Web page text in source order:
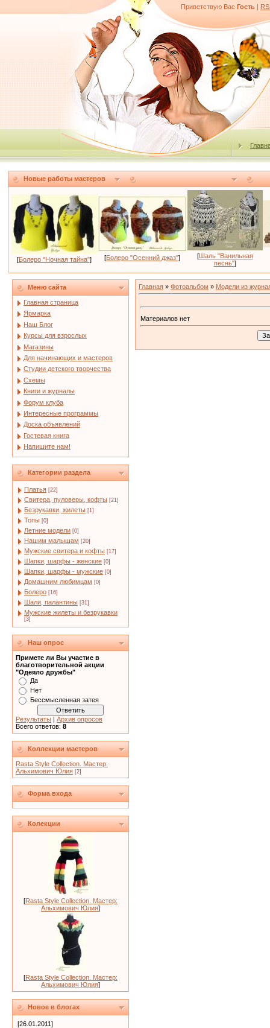
Приветствую Вас Гость |
Новые работы мастеров
[Болеро "Ночная тайна"] [Болеро "Осенний джаз"] [Шаль "Ванильная
песнь"]
Меню сайта
Главная страница
Ярмарка
Наш Блог
Курсы для взрослых
Магазины
Для начинающих и мастеров
Студии детского творчества
Схемы
Книги и журналы
Форум клуба
Интересные программы
Доска объявлений
Гостевая книга
Напишите нам!
Категории раздела
Платья [22]
Свитера, пуловеры, кофты [21]
Безрукавки, жилеты [1]
Топы [0]
Летние модели [0]
Нашим малышам [20]
Мужские свитера и кофты [17]
Шапки, шарфы - женские [0]
Шапки, шарфы - мужские [0]
Домашним любимцам [0]
Болеро [16]
Шали, палантины [31]
Мужские жилеты и безрукавки
[3]
Наш опрос
Примете ли Вы участие в
благотворительной акции
"Одеяло дружбы"
Да
Нет
Бессмысленная затея
Результаты | Архив опросов
Всего ответов: 8
Коллекции мастеров
Rasta Style Collection. Мастер:
Альхимович Юлия [2]
Форма входа
Колекции
[Rasta Style Collection. Мастер:
Альхимович Юлия]
[Rasta Style Collection. Мастер:
Альхимович Юлия]
Новое в блогах
[26.01.2011]
Главная » Фотоальбом » Модели из
Материалов нет